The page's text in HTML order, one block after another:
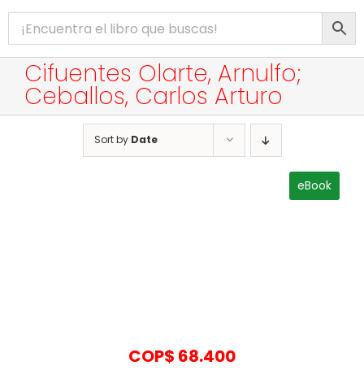
Cifuentes Olarte, Arnulfo;
Ceballos, Carlos Arturo
Sort by Date
eBook
COP$ 68.400